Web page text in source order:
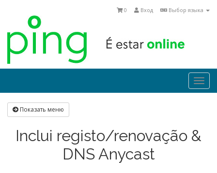
Выбор языка
Вход
0
Показать меню
Inclui registo/renovação &
DNS Anycast